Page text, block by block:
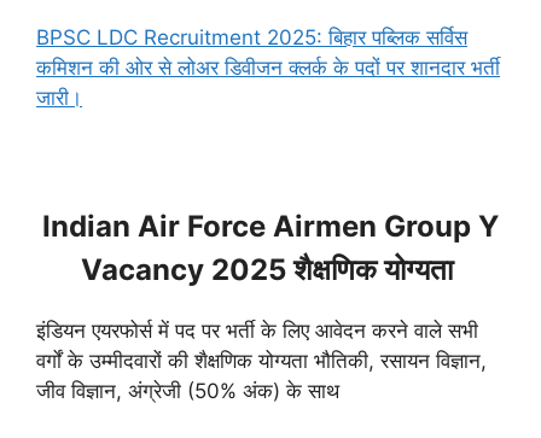
BPSC LDC Recruitment 2025: बिहार पब्लिक सर्विस
कमिशन की ओर से लोअर डिवीजन क्लर्क के पदों पर शानदार भर्ती
जारी।
Indian Air Force Airmen Group Y
Vacancy 2025 शैक्षणिक योग्यता
इंडियन एयरफोर्स में पद पर भर्ती के लिए आवेदन करने वाले सभी
वर्गों के उम्मीदवारों की शैक्षणिक योग्यता भौतिकी, रसायन विज्ञान,
जीव विज्ञान, अंग्रेजी (50% अंक) के साथ